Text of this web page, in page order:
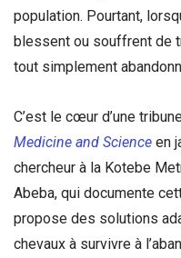
population. Pourtant,
blessent ou souffrent de
tout simplement
C’est le cœur d’une
Medicine and Science en
chercheur à la Kotebe
Abeba, qui documente
propose des solutions
chevaux à survivre à